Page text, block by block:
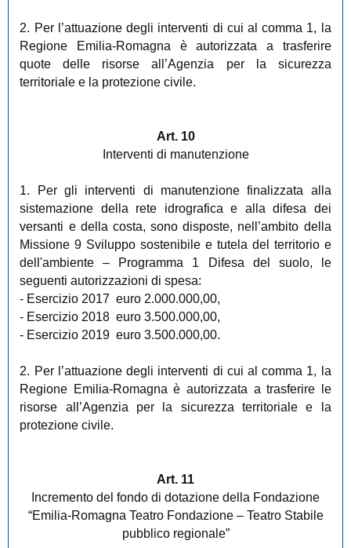
2. Per l’attuazione degli interventi di cui al comma 1, la
Regione Emilia-Romagna è autorizzata a trasferire
quote delle risorse all’Agenzia per la sicurezza
territoriale e la protezione civile.
Art. 10
Interventi di manutenzione
1. Per gli interventi di manutenzione finalizzata alla
sistemazione della rete idrografica e alla difesa dei
versanti e della costa, sono disposte, nell’ambito della
Missione 9 Sviluppo sostenibile e tutela del territorio e
dell'ambiente – Programma 1 Difesa del suolo, le
seguenti autorizzazioni di spesa:
- Esercizio 2017 euro 2.000.000,00,
- Esercizio 2018 euro 3.500.000,00,
- Esercizio 2019 euro 3.500.000,00.
2. Per l’attuazione degli interventi di cui al comma 1, la
Regione Emilia-Romagna è autorizzata a trasferire le
risorse all’Agenzia per la sicurezza territoriale e la
protezione civile.
Art. 11
Incremento del fondo di dotazione della Fondazione
“Emilia-Romagna Teatro Fondazione – Teatro Stabile
pubblico regionale”